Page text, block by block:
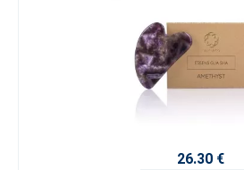
26.30 €